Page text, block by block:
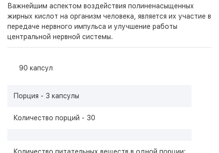
Важнейшим аспектом воздействия полиненасыщенных
жирных кислот на организм человека, является их участие в
передаче нервного импульса и улучшение работы
центральной нервной системы.
90 капсул
Порция - 3 капсулы
Количество порций - 30